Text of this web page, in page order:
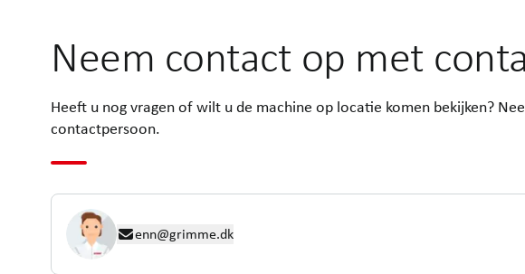
Neem contact op met
Heeft u nog vragen of wilt u de machine op locatie komen bekijken?
contactpersoon.
enn@grimme.dk